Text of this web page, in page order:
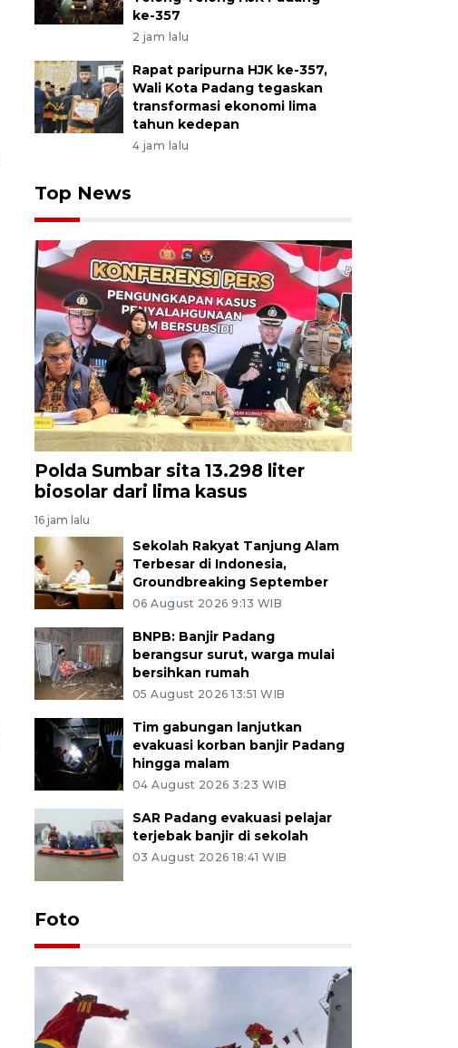
ke-357
2 jam lalu
Rapat paripurna HJK ke-357,
Wali Kota Padang tegaskan
transformasi ekonomi lima
tahun kedepan
4 jam lalu
Top News
Polda Sumbar sita 13.298 liter
biosolar dari lima kasus
16 jam lalu
Sekolah Rakyat Tanjung Alam
Terbesar di Indonesia,
Groundbreaking September
06 August 2026 9:13 WIB
BNPB: Banjir Padang
berangsur surut, warga mulai
bersihkan rumah
05 August 2026 13:51 WIB
Tim gabungan lanjutkan
evakuasi korban banjir Padang
hingga malam
04 August 2026 3:23 WIB
SAR Padang evakuasi pelajar
terjebak banjir di sekolah
03 August 2026 18:41 WIB
Foto